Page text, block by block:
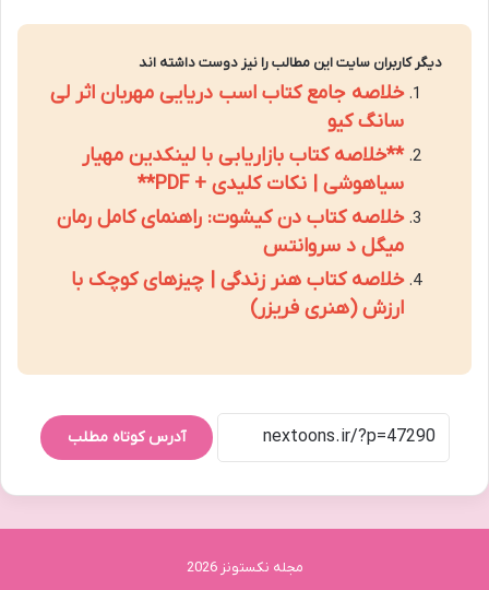
دیگر کاربران سایت این مطالب را نیز دوست داشته اند
خلاصه جامع کتاب اسب دریایی مهربان اثر لی
سانگ کیو
**خلاصه کتاب بازاریابی با لینکدین مهیار
سیاهوشی | نکات کلیدی + PDF**
خلاصه کتاب دن کیشوت: راهنمای کامل رمان
میگل د سروانتس
خلاصه کتاب هنر زندگی | چیزهای کوچک با
ارزش (هنری فریزر)
آدرس کوتاه مطلب
مجله نکستونز 2026